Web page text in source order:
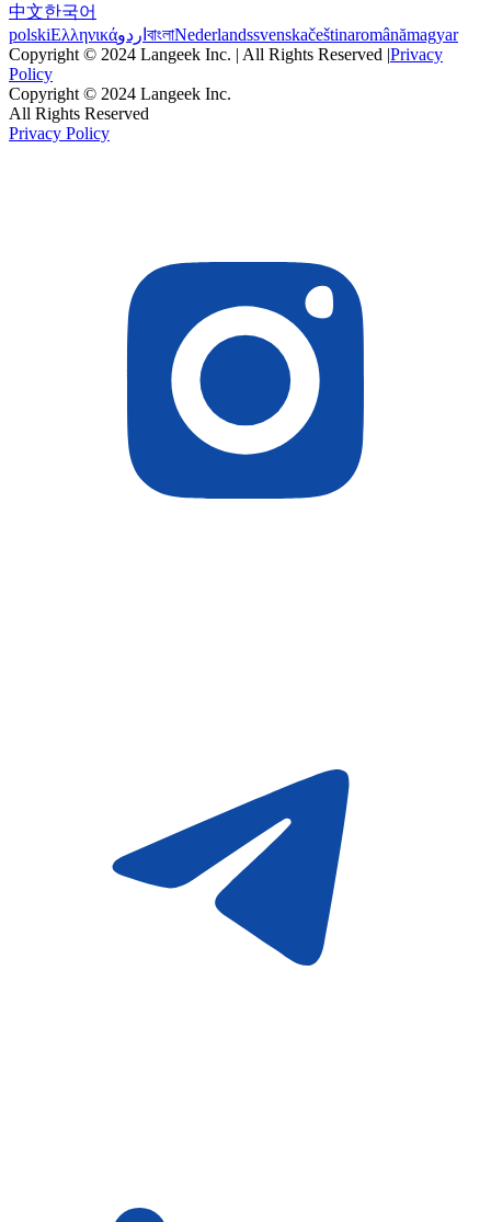
中文한국어
polskiΕλληνικάاردو বাংলাNederlandssvenskačeštinaromânămagyar
Copyright © 2024 Langeek Inc. | All Rights Reserved |Privacy
Policy
Copyright © 2024 Langeek Inc.
All Rights Reserved
Privacy Policy